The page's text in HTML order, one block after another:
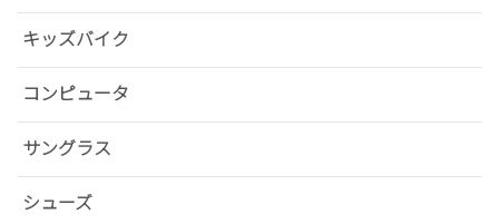
キッズバイク
コンピュータ
サングラス
シューズ